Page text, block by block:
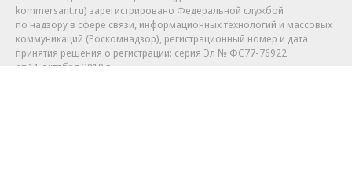
Контакты
Реклама
Вакансии
Правовая информация
E-mail рассылки